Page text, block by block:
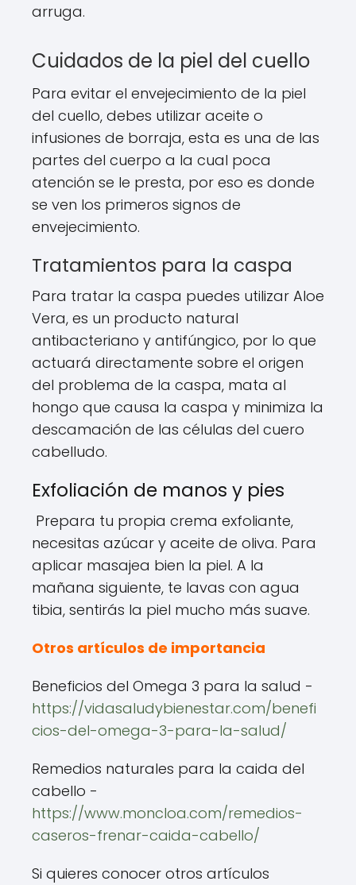
arruga.
Cuidados de la piel del cuello
Para evitar el envejecimiento de la piel
del cuello, debes utilizar aceite o
infusiones de borraja, esta es una de las
partes del cuerpo a la cual poca
atención se le presta, por eso es donde
se ven los primeros signos de
envejecimiento.
Tratamientos para la caspa
Para tratar la caspa puedes utilizar Aloe
Vera, es un producto natural
antibacteriano y antifúngico, por lo que
actuará directamente sobre el origen
del problema de la caspa, mata al
hongo que causa la caspa y minimiza la
descamación de las células del cuero
cabelludo.
Exfoliación de manos y pies
Prepara tu propia crema exfoliante,
necesitas azúcar y aceite de oliva. Para
aplicar masajea bien la piel. A la
mañana siguiente, te lavas con agua
tibia, sentirás la piel mucho más suave.
Otros artículos de importancia
Beneficios del Omega 3 para la salud -
https://vidasaludybienestar.com/benefi
cios-del-omega-3-para-la-salud/
Remedios naturales para la caida del
cabello -
https://www.moncloa.com/remedios-
caseros-frenar-caida-cabello/
Si quieres conocer otros artículos